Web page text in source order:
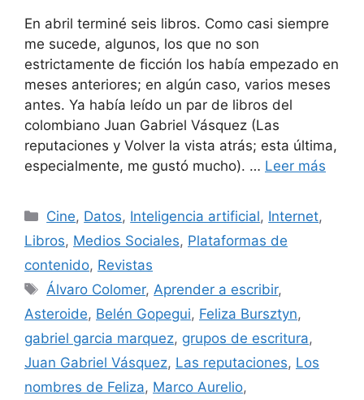
En abril terminé seis libros. Como casi siempre
me sucede, algunos, los que no son
estrictamente de ficción los había empezado en
meses anteriores; en algún caso, varios meses
antes. Ya había leído un par de libros del
colombiano Juan Gabriel Vásquez (Las
reputaciones y Volver la vista atrás; esta última,
especialmente, me gustó mucho). … Leer más
Categorías
Cine, Datos, Inteligencia artificial, Internet,
Libros, Medios Sociales, Plataformas de
contenido, Revistas
Etiquetas
Álvaro Colomer, Aprender a escribir,
Asteroide, Belén Gopegui, Feliza Bursztyn,
gabriel garcia marquez, grupos de escritura,
Juan Gabriel Vásquez, Las reputaciones, Los
nombres de Feliza, Marco Aurelio,